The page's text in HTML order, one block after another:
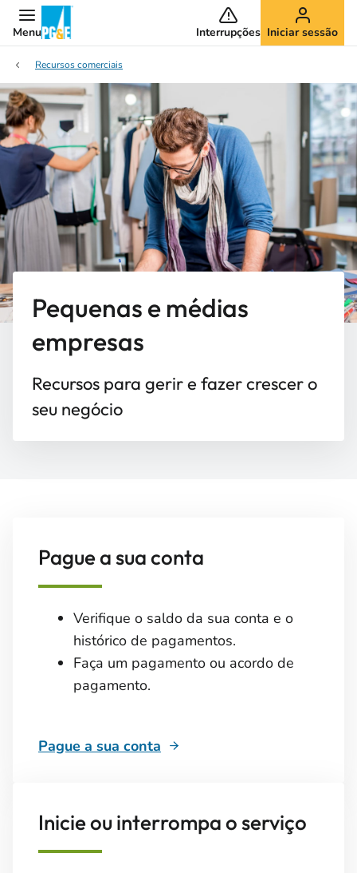
Menu Interrupções Iniciar sessão
Recursos comerciais
Pequenas e médias
empresas
Recursos para gerir e fazer crescer o
seu negócio
Pague a sua conta
Verifique o saldo da sua conta e o
histórico de pagamentos.
Faça um pagamento ou acordo de
pagamento.
Pague a sua conta
Inicie ou interrompa o serviço